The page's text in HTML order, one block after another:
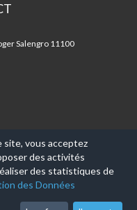
Salengro 11100
par Aniapps.fr
site, vous acceptez
des activités
des statistiques de
des Données